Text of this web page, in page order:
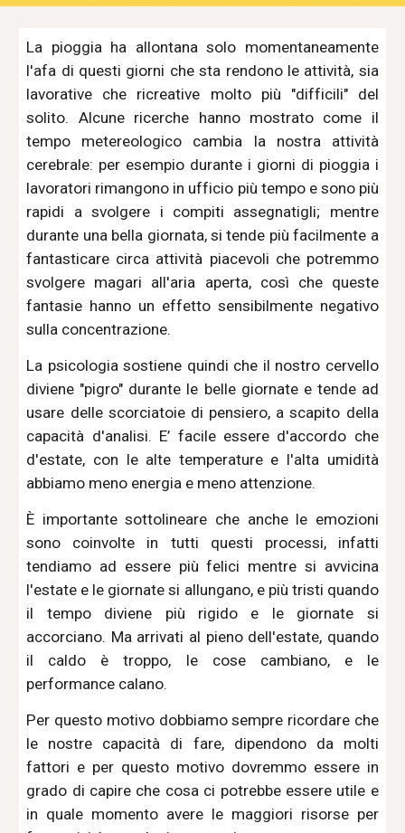
La pioggia ha allontana solo momentaneamente
l'afa di questi giorni che sta rendono le attività, sia
lavorative che ricreative molto più "difficili" del
solito. Alcune ricerche hanno mostrato come il
tempo metereologico cambia la nostra attività
cerebrale: per esempio durante i giorni di pioggia i
lavoratori rimangono in ufficio più tempo e sono più
rapidi a svolgere i compiti assegnatigli; mentre
durante una bella giornata, si tende più facilmente a
fantasticare circa attività piacevoli che potremmo
svolgere magari all'aria aperta, così che queste
fantasie hanno un effetto sensibilmente negativo
sulla concentrazione.
La psicologia sostiene quindi che il nostro cervello
diviene "pigro" durante le belle giornate e tende ad
usare delle scorciatoie di pensiero, a scapito della
capacità d'analisi. E’ facile essere d'accordo che
d'estate, con le alte temperature e l'alta umidità
abbiamo meno energia e meno attenzione.
È importante sottolineare che anche le emozioni
sono coinvolte in tutti questi processi, infatti
tendiamo ad essere più felici mentre si avvicina
l'estate e le giornate si allungano, e più tristi quando
il tempo diviene più rigido e le giornate si
accorciano. Ma arrivati al pieno dell'estate, quando
il caldo è troppo, le cose cambiano, e le
performance calano.
Per questo motivo dobbiamo sempre ricordare che
le nostre capacità di fare, dipendono da molti
fattori e per questo motivo dovremmo essere in
grado di capire che cosa ci potrebbe essere utile e
in quale momento avere le maggiori risorse per